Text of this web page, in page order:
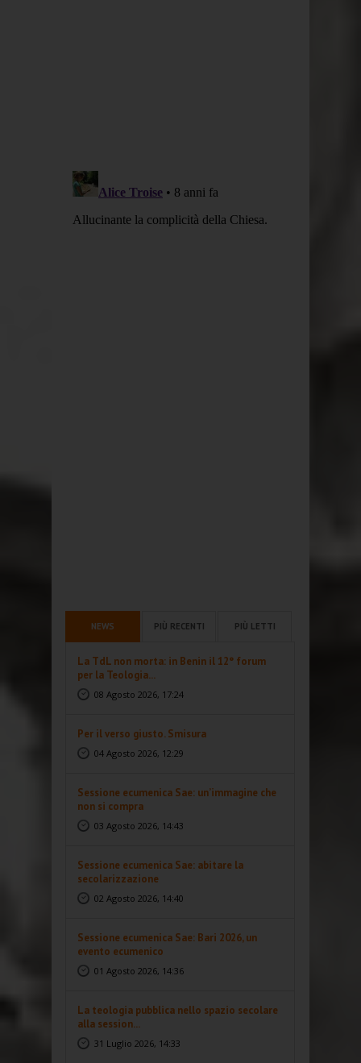
NEWS PIÙ RECENTI PIÙ LETTI
La TdL non morta: in Benin il 12° forum
per la Teologia...
08 Agosto 2026, 17:24
Per il verso giusto. Smisura
04 Agosto 2026, 12:29
Sessione ecumenica Sae: un’immagine che
non si compra
03 Agosto 2026, 14:43
Sessione ecumenica Sae: abitare la
secolarizzazione
02 Agosto 2026, 14:40
Sessione ecumenica Sae: Bari 2026, un
evento ecumenico
01 Agosto 2026, 14:36
La teologia pubblica nello spazio secolare
alla session...
31 Luglio 2026, 14:33